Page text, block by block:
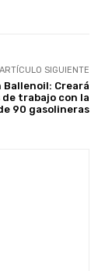
ARTÍCULO SIGUIENTE
Ballenoil: Creará
de trabajo con la
90 gasolineras